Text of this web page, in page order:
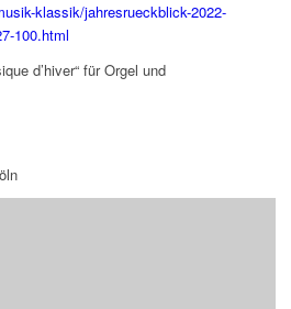
klassik/jahresrueckblick-2022-
100.html
d’hiver“ für Orgel und